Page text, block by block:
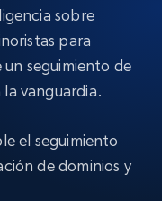
sobre
para
seguimiento de
vanguardia.
el seguimiento
de dominios y